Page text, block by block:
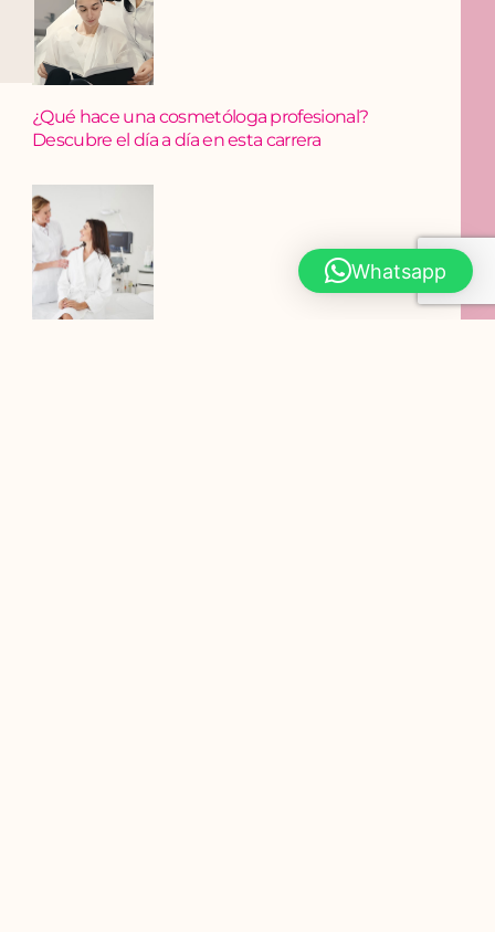
¿Qué hace una cosmetóloga profesional?
Descubre el día a día en esta carrera
Whatsapp